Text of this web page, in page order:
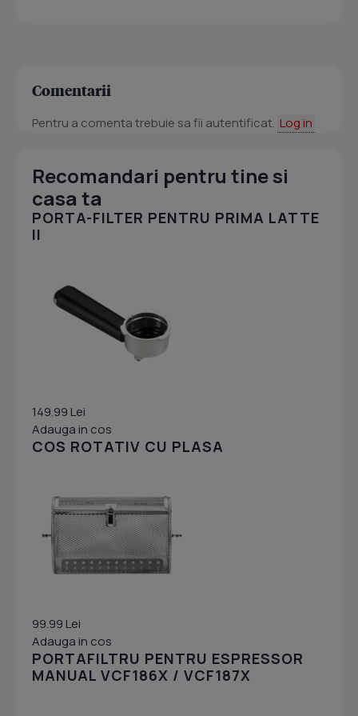
Comentarii
Pentru a comenta trebuie sa fii autentificat. Log in
Recomandari pentru tine si
casa ta
PORTA-FILTER PENTRU PRIMA LATTE
II
149.99 Lei
Adauga in cos
COS ROTATIV CU PLASA
99.99 Lei
Adauga in cos
PORTAFILTRU PENTRU ESPRESSOR
MANUAL VCF186X / VCF187X